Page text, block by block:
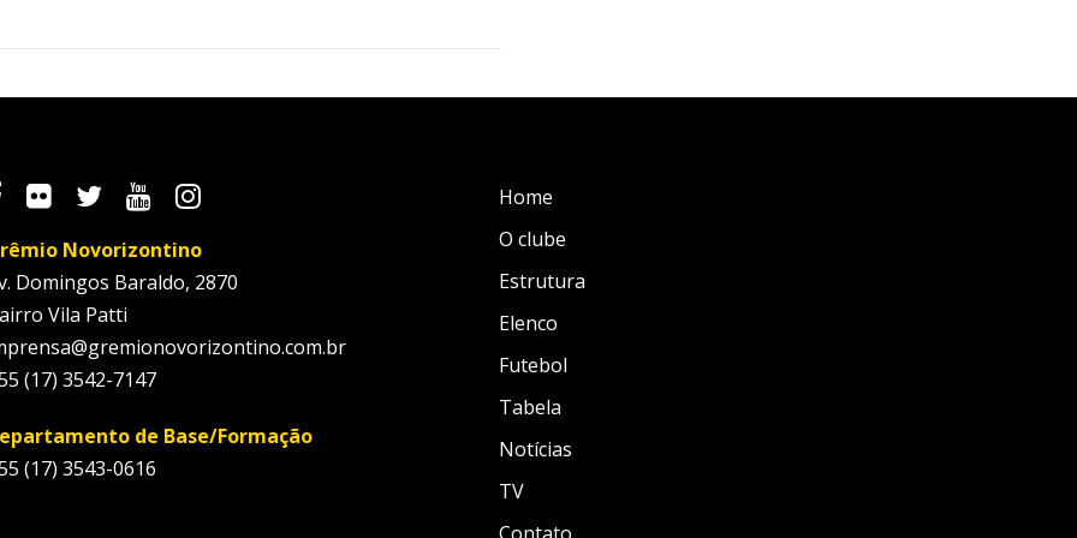
Novorizontino
Domingos Baraldo, 2870
Vila Patti
(17) 3542-7147
de Base/Formação
(17) 3543-0616
Home
O clube
Estrutura
Elenco
Futebol
Tabela
Notícias
TV